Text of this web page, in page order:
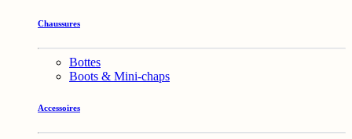
Chaussures
Bottes
Boots & Mini-chaps
Accessoires